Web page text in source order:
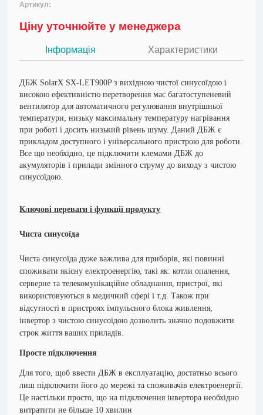
Артикул:
Ціну уточнюйте у менеджера
Інформація Характеристики
ДБЖ SolarX SX-LET900P з вихідною чистої синусоїдою і
високою ефективністю перетворення має багатоступеневий
вентилятор для автоматичного регулювання внутрішньої
температури, низьку максимальну температуру нагрівання
при роботі і досить низький рівень шуму. Даний ДБЖ є
прикладом доступного і універсального пристрою для роботи.
Все що необхідно, це підключити клемами ДБЖ до
акумуляторів і прилади змінного струму до виходу з чистою
синусоїдою.
Ключові переваги і функції продукту
Чиста синусоїда
Чиста синусоїда дуже важлива для приборів, які повинні
споживати якісну електроенергію, такі як: котли опалення,
серверне та телекомунікаційне обладнання, пристрої, які
використовуються в медичний сфері і т.д. Також при
відсутності в пристроях імпульсного блока живлення,
інвертор з чистою синусоїдою дозволить значно подовжити
строк життя ваших приладів.
Просте підключення
Для того, щоб ввести ДБЖ в експлуатацію, достатньо всього
лиш підключити його до мережі та споживачів електроенергії.
Це настільки просто, що на підключення інвертора необхідно
витратити не більше 10 хвилин